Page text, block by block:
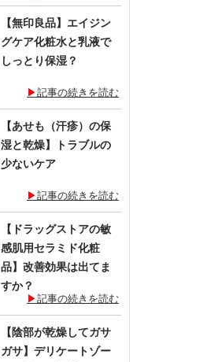
【無印良品】エイジン
グケア化粧水と乳液で
しっとり保湿？
記事の続きを読む
【あせも（汗疹）の保
湿と乾燥】トラブルの
少ないケア
記事の続きを読む
【ドラッグストアの敏
感肌用セラミド化粧
品】改善効果は出てま
すか？
記事の続きを読む
【陰部が乾燥してガサ
ガサ】デリケートゾー